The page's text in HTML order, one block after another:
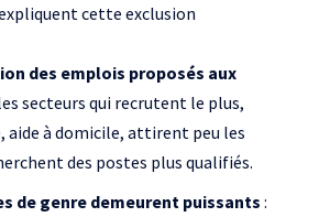
cette exclusion
des emplois proposés aux
secteurs qui recrutent le plus,
à domicile, attirent peu les
des postes plus qualifiés.
de genre demeurent puissants :